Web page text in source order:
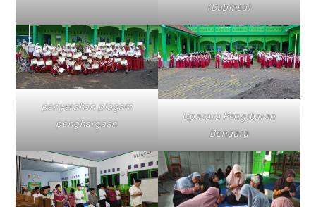
(Babinsa)
penyerahan piagam
penghargaan
Upacara Pengibaran
Bendara